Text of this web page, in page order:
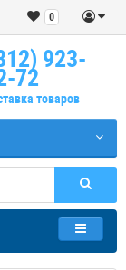
0
923-
72
товаров